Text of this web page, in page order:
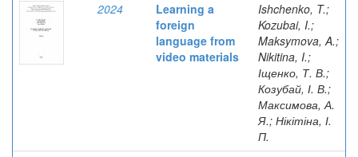
2024
Learning a
foreign
language from
video materials
Ishchenko, T.;
Kozubai, I.;
Maksymova, A.;
Nikitina, I.;
Іщенко, Т. В.;
Козубай, І. В.;
Максимова, А.
Я.; Нікітіна, І.
П.